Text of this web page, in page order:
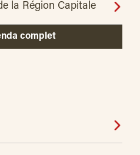
la Région Capitale
complet